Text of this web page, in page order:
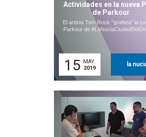
Actividades en la nueva
de Parkour
El artista Tom Rock "grafitea" la
Parkour de
15 MAY.
2019
la